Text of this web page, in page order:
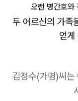
오랜 병간호와
두 어르신의 가족
얻게
김정수(가명)씨는